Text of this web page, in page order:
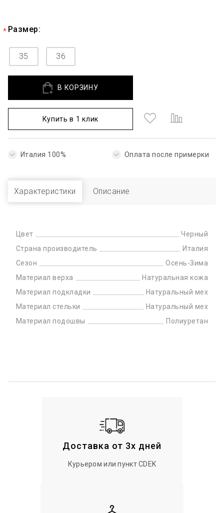
Размер:
35 36
В КОРЗИНУ
Купить в 1 клик
Италия 100% Оплата после примерки
Характеристики Описание
Цвет
Черный
Страна производитель
Италия
Сезон
Осень-Зима
Материал верха
Натуральная кожа
Материал подкладки
Натуральный мех
Материал стельки
Натуральный мех
Материал подошвы
Полиуретан
Доставка от 3х дней
Курьером или пункт CDEK